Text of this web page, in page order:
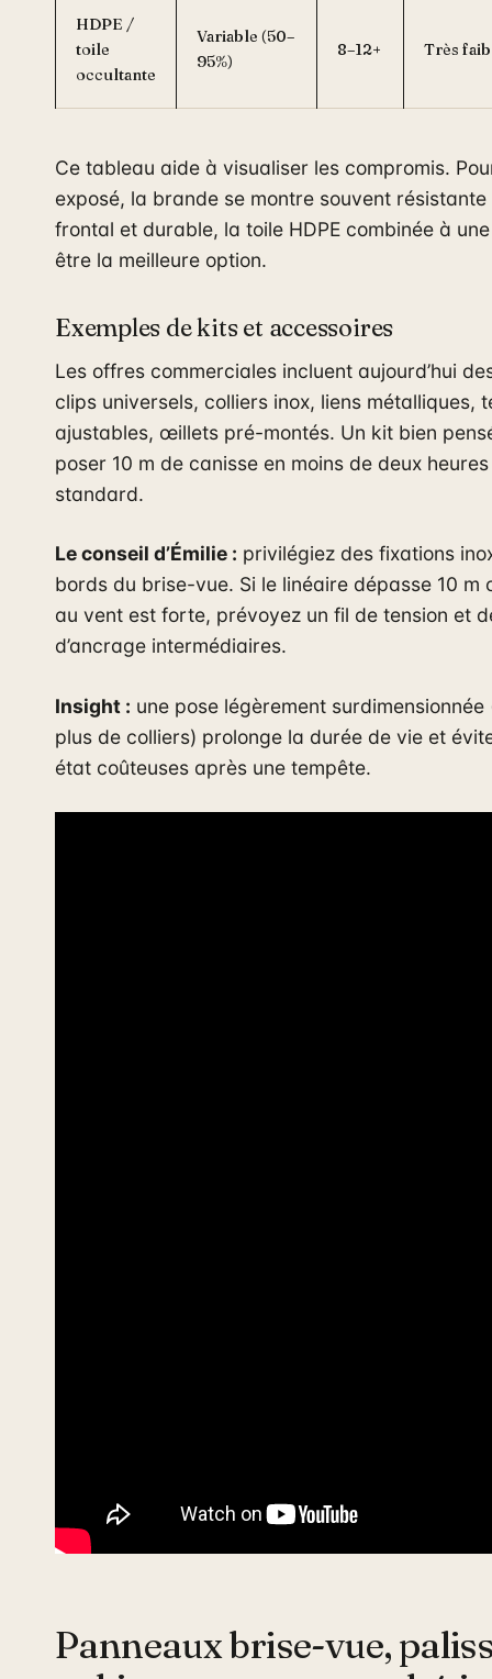
HDPE /
toile
occultante
Variable (50–
95%)
8–12+ Très
Ce tableau aide à visualiser les compromis.
exposé, la brande se montre souvent
frontal et durable, la toile HDPE combinée à
être la meilleure option.
Exemples de kits et accessoires
Les offres commerciales incluent aujourd’hui
clips universels, colliers inox, liens métalliques,
ajustables, œillets pré-montés. Un kit bien
poser 10 m de canisse en moins de deux
standard.
Le conseil d’Émilie : privilégiez des fixations
bords du brise-vue. Si le linéaire dépasse 10 m
au vent est forte, prévoyez un fil de tension et
d’ancrage intermédiaires.
Insight : une pose légèrement surdimensionnée
plus de colliers) prolonge la durée de vie et
état coûteuses après une tempête.
Panneaux brise-vue,